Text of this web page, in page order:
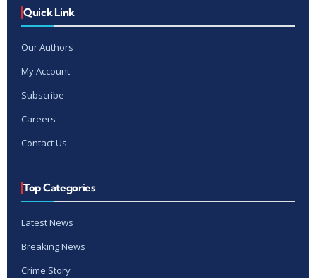
Quick Link
Our Authors
My Account
Subscribe
Careers
Contact Us
Top Categories
Latest News
Breaking News
Crime Story